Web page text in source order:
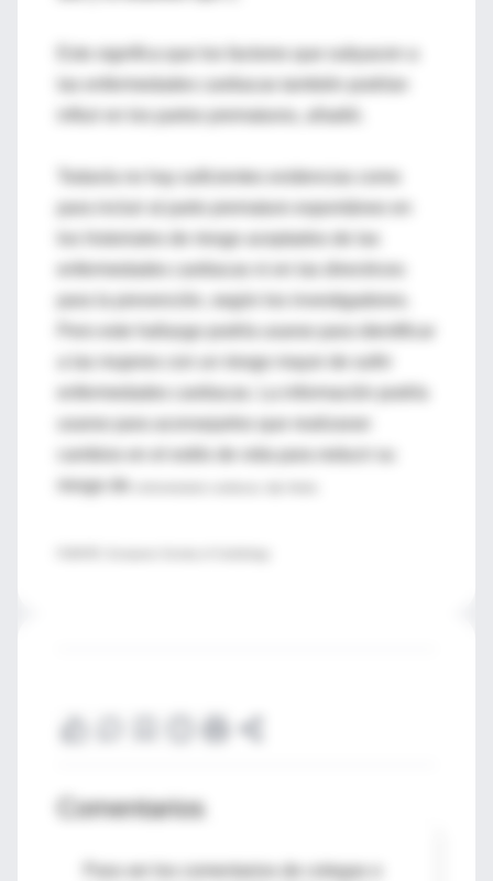
Esto significa que los factores que subyacen a
los historiales de riesgo aceptados de las
para la prevención, según los investigadores.
Pero este hallazgo podría usarse para identificar
a las mujeres con un riesgo mayor de sufrir
riesgo de
Comentarios
Para ver los comentarios de colegas o